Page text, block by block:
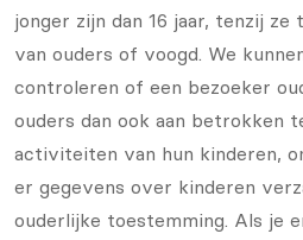
jonger zijn dan 16 jaar, tenzij ze
van ouders of voogd. We
controleren of een bezoeker
ouders dan ook aan betrokken
activiteiten van hun kinderen,
er gegevens over kinderen
ouderlijke toestemming. Als je